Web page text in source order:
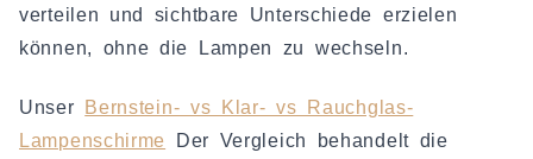
verteilen und sichtbare Unterschiede erzielen
können, ohne die Lampen zu wechseln.
Unser
Bernstein- vs Klar- vs Rauchglas-
Lampenschirme
Der Vergleich behandelt die